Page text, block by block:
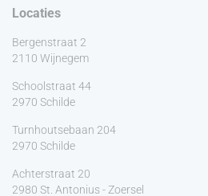
Locaties
Bergenstraat 2
2110 Wijnegem
Schoolstraat 44
2970 Schilde
Turnhoutsebaan 204
2970 Schilde
Achterstraat 20
2980 St. Antonius - Zoersel